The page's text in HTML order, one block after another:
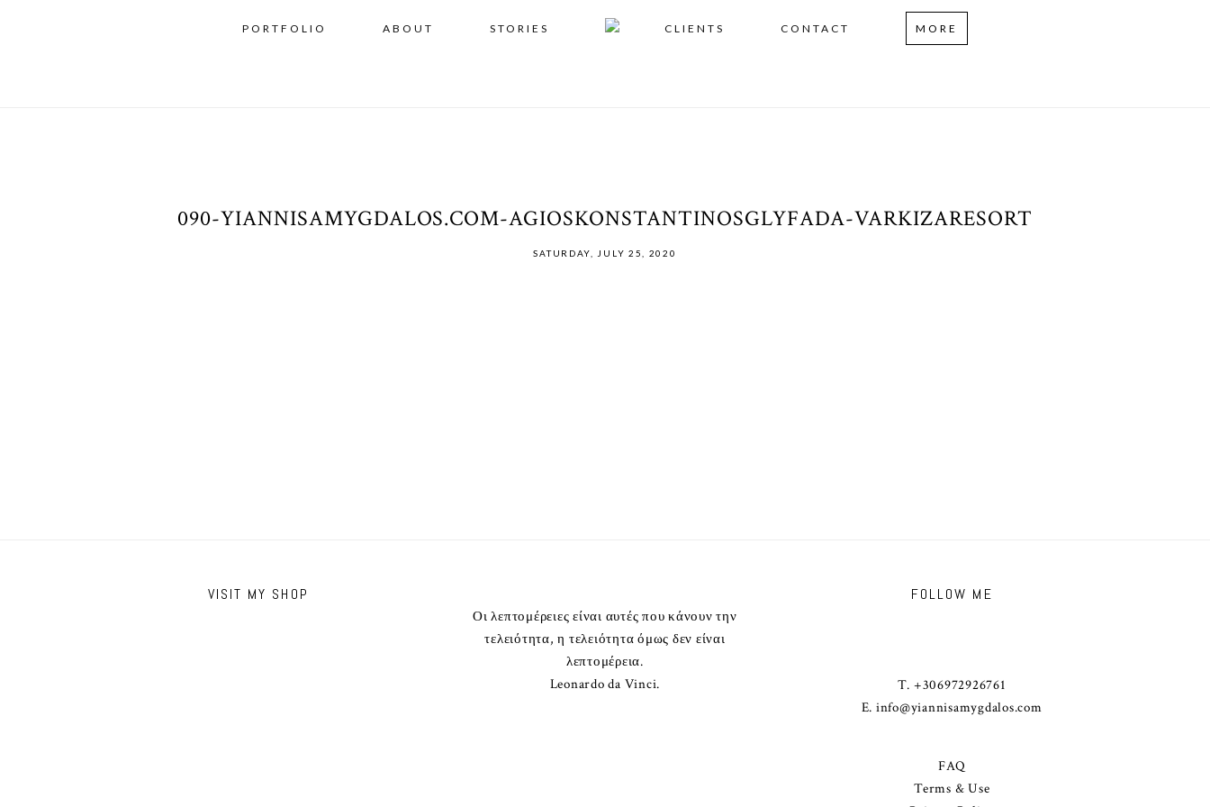
PORTFOLIO ABOUT STORIES CLIENTS CONTACT MORE
090-YIANNISAMYGDALOS.COM-AGIOSKONSTANTINOSGLYFADA-VARKIZARESORT
SATURDAY, JULY 25, 2020
VISIT MY SHOP
Οι λεπτομέρειες είναι αυτές που κάνουν την
τελειότητα, η τελειότητα όμως δεν είναι
λεπτομέρεια.
Leonardo da Vinci.
FOLLOW ME
T. +306972926761
E. info@yiannisamygdalos.com
FAQ
Terms & Use